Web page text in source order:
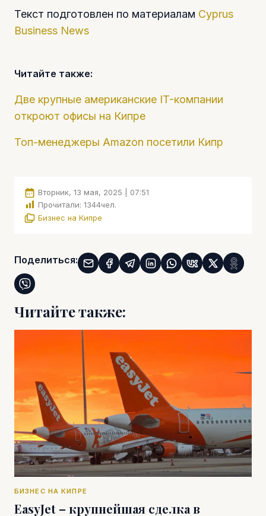
Текст подготовлен по материалам Cyprus
Business News
Читайте также:
Две крупные американские IT-компании
откроют офисы на Кипре
Топ-менеджеры Amazon посетили Кипр
Вторник, 13 мая, 2025 | 07:51
Прочитали: 1344чел.
Бизнес на Кипре
Поделиться:
Читайте также:
БИЗНЕС НА КИПРЕ
EasyJet – крупнейшая сделка в